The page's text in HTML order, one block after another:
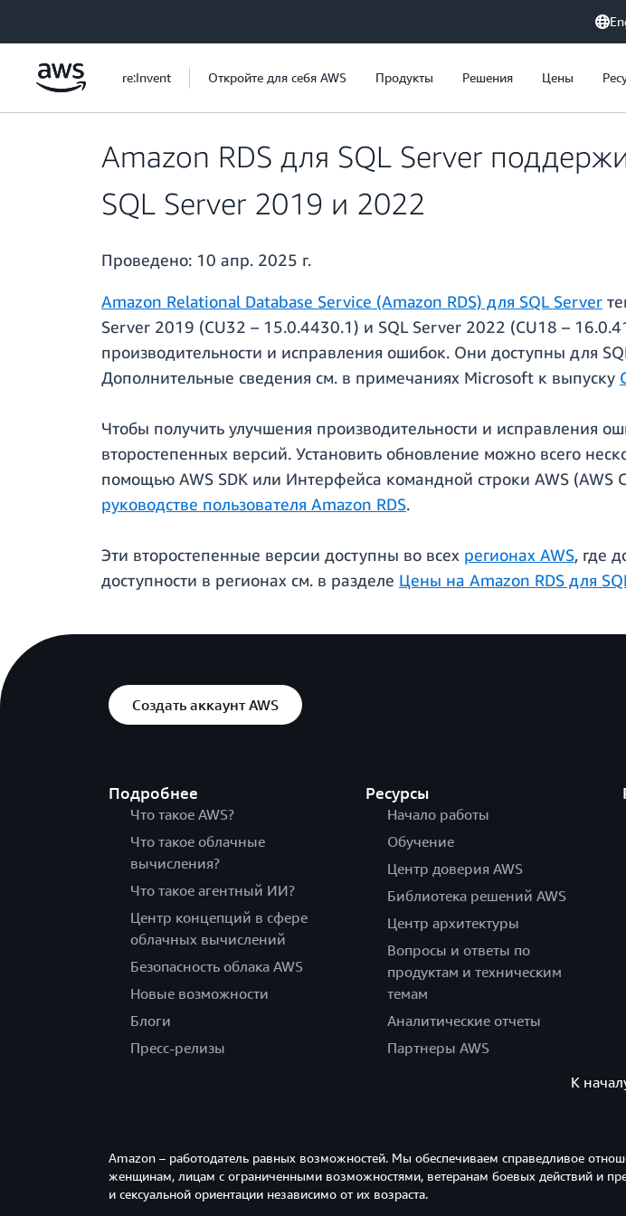
re:Invent Откройте для себя AWS Продукты Решения Цены
Amazon RDS для SQL Server
SQL Server 2019 и 2022
Проведено: 10 апр. 2025 г.
Amazon Relational Database Service (Amazon RDS) для SQL Server
Server 2019 (CU32 – 15.0.4430.1) и SQL Server 2022 (CU18 –
производительности и исправления ошибок. Они доступны для
Дополнительные сведения см. в примечаниях Microsoft к выпуску
Чтобы получить улучшения производительности и исправления
второстепенных версий. Установить обновление можно всего
помощью AWS SDK или Интерфейса командной строки AWS
руководстве пользователя Amazon RDS.
Эти второстепенные версии доступны во всех регионах AWS, где
доступности в регионах см. в разделе Цены на Amazon RDS для
Создать аккаунт AWS
Подробнее
Что такое AWS?
Что такое облачные
вычисления?
Что такое агентный ИИ?
Центр концепций в сфере
облачных вычислений
Безопасность облака AWS
Новые возможности
Блоги
Пресс-релизы
Ресурсы
Начало работы
Обучение
Центр доверия AWS
Библиотека решений AWS
Центр архитектуры
Вопросы и ответы по
продуктам и техническим
темам
Аналитические отчеты
Партнеры AWS
К
Amazon – работодатель равных возможностей. Мы обеспечиваем справедливое
женщинам, лицам с ограниченными возможностями, ветеранам боевых действий и
и сексуальной ориентации независимо от их возраста.